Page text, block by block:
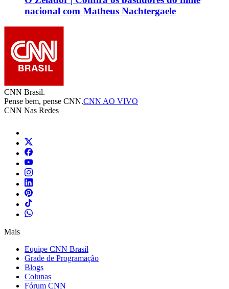
nacional com Matheus Nachtergaele
CNN Brasil.
Pense bem, pense CNN.CNN AO VIVO
CNN Nas Redes
Mais
Equipe CNN Brasil
Grade de Programação
Blogs
Colunas
Fórum CNN